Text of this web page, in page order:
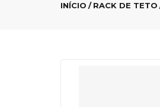
INÍCIO RACK DE TETO